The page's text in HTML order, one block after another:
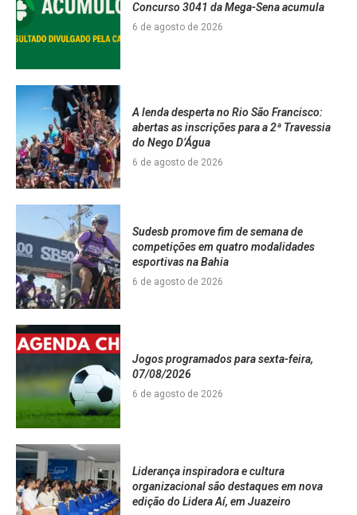
Concurso 3041 da Mega-Sena acumula
6 de agosto de 2026
A lenda desperta no Rio São Francisco:
abertas as inscrições para a 2ª Travessia
do Nego D’Água
6 de agosto de 2026
Sudesb promove fim de semana de
competições em quatro modalidades
esportivas na Bahia
6 de agosto de 2026
Jogos programados para sexta-feira,
07/08/2026
6 de agosto de 2026
Liderança inspiradora e cultura
organizacional são destaques em nova
edição do Lidera Aí, em Juazeiro